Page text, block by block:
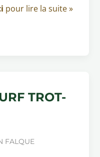
pour lire la suite »
TROT-
FALQUE